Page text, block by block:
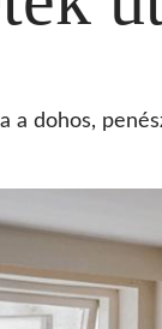
a dohos,